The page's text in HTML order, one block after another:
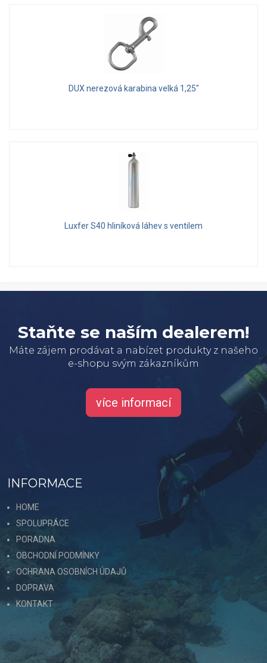
DUX nerezová karabina velká 1,25"
Luxfer S40 hliníková láhev s ventilem
Staňte se naším dealerem!
Máte zájem prodávat a nabízet produkty z našeho
e-shopu svým zákazníkům
více informací
INFORMACE
HOME
SPOLUPRÁCE
PORADNA
OBCHODNÍ PODMÍNKY
OCHRANA OSOBNÍCH ÚDAJŮ
DOPRAVA
KONTAKT